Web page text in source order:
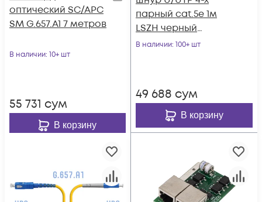
оптический SC/APC
SM G.657.A1 7 метров
В наличии: 10+ шт
55 731 сум
В корзину
парный cat.5е 1м
LSZH черный
(диаметр 3,8 мм)
В наличии: 100+ шт
49 688 сум
В корзину